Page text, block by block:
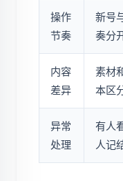
操作
节奏
新号
奏分
内容
差异
素材
本区
异常
处理
有人
人记